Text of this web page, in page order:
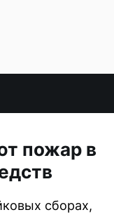
пожар в
сборах,